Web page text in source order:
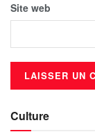
Site web
Culture